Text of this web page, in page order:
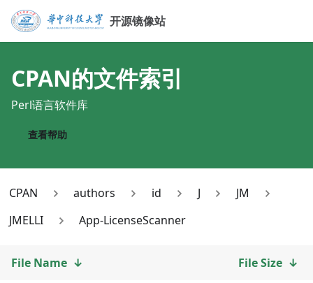
开源镜像站
CPAN的文件索引
Perl语言软件库
查看帮助
CPAN authors id J
JM
JMELLI
App-LicenseScanner
File Name ↓ File Size ↓